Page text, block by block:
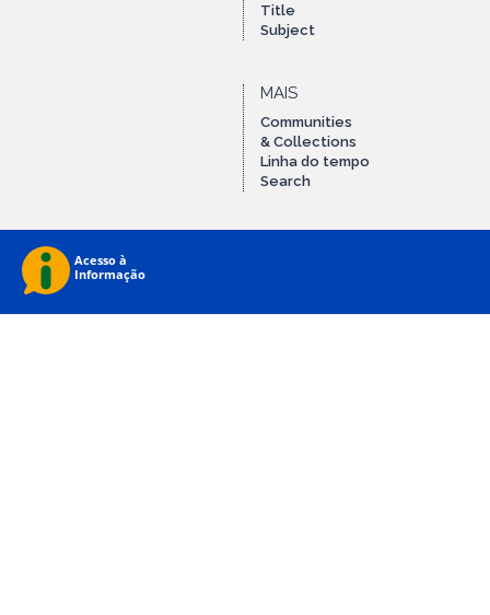
Title
Subject
MAIS
Communities
& Collections
Linha do tempo
Search